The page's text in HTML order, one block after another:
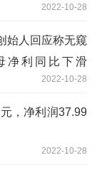
2022-10-28
始人回应称无窥
净利同比下滑
2022-10-28
，净利润37.99
2022-10-28